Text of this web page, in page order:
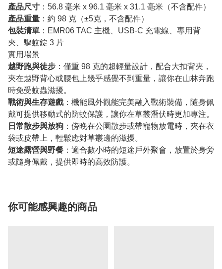
產品尺寸 ：56.8 毫米 x 96.1 毫米 x 31.1 毫米（不含配件）
產品重量 ：約 98 克（±5克，不含配件）
包裝清單 ：EMR06 TAC 主機、USB-C 充電線、專用背
夾、驅蚊錠 3 片
實用場景
越野跑與徒步 ：僅重 98 克的超輕量設計，配合大扣背夾，
夾在越野背心或腰包上幾乎感覺不到重量，讓你在山林奔跑
時免受蚊蟲滋擾。
戰術與生存遊戲：機能風外觀能完美融入戰術裝備，隨身佩
戴可提供移動式的防蚊保護，讓你在草叢潛伏時更加專注。
日常散步與放狗 ：傍晚在公園散步或帶寵物放電時，夾在衣
袋或皮帶上，輕鬆應對草叢邊的滋擾。
短途露營與野餐 ：適合數小時的短途戶外聚會，放置於身旁
或隨身佩戴，提供即時的高效防護。
你可能感興趣的商品